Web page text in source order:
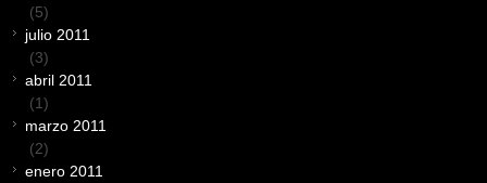
(5)
julio 2011
(3)
abril 2011
(1)
marzo 2011
(2)
enero 2011